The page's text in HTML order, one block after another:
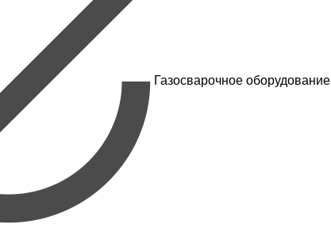
Газосварочное оборудование